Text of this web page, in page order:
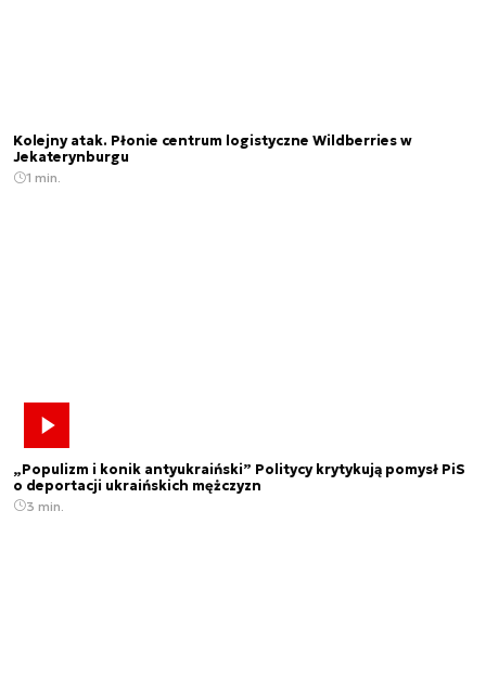
Kolejny atak. Płonie centrum logistyczne Wildberries w
Jekaterynburgu
1 min.
„Populizm i konik antyukraiński” Politycy krytykują pomysł PiS
o deportacji ukraińskich mężczyzn
3 min.